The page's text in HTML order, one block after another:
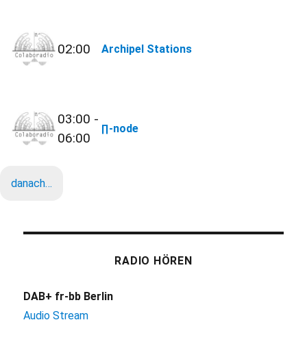
02:00 Archipel Stations
03:00 -
06:00
∏-node
danach…
RADIO HÖREN
DAB+ fr-bb Berlin
Audio Stream